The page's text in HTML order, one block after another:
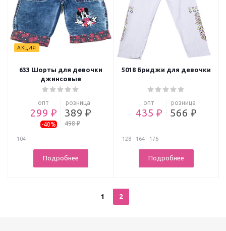
АКЦИЯ
633 Шорты для девочки
джинсовые
опт
299 ₽
-40%
розница
389 ₽
498 ₽
104
Подробнее
5018 Бриджи для девочки
опт
435 ₽
розница
566 ₽
128 164 176
Подробнее
1 2